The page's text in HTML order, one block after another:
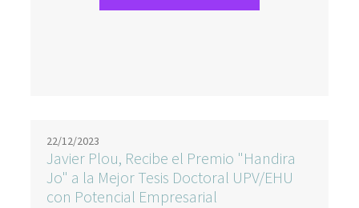
22/12/2023
Javier Plou, Recibe el Premio "Handira
Jo" a la Mejor Tesis Doctoral UPV/EHU
con Potencial Empresarial